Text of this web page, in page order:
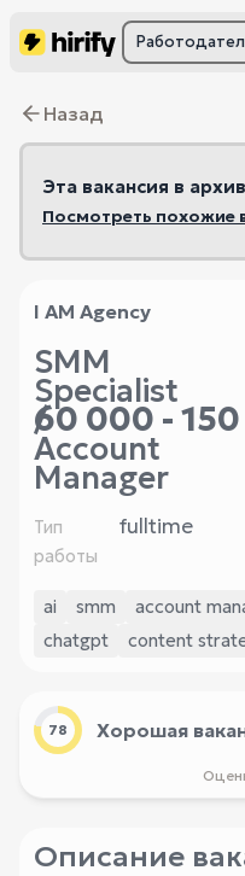
Назад
Эта вакансия в
Посмотреть похожие
I AM Agency
SMM
Specialist
/
Account
Manager
60 000 -
Тип
работы
fulltime
ai smm account
chatgpt
content
78 Хорошая
Описание